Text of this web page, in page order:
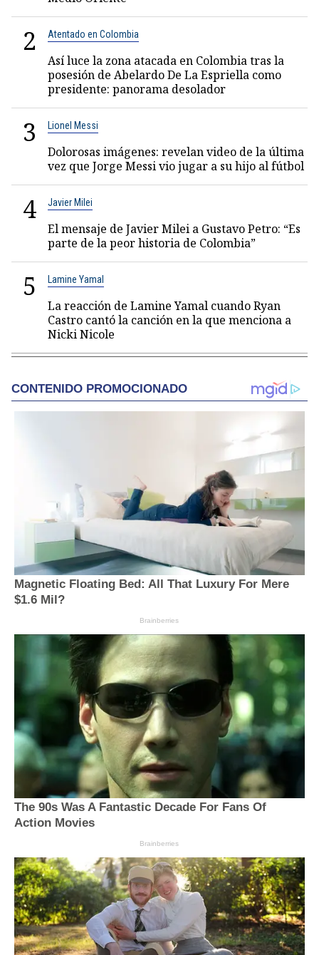
2 Atentado en Colombia
Así luce la zona atacada en Colombia tras la
posesión de Abelardo De La Espriella como
presidente: panorama desolador
3 Lionel Messi
Dolorosas imágenes: revelan video de la última
vez que Jorge Messi vio jugar a su hijo al fútbol
4 Javier Milei
El mensaje de Javier Milei a Gustavo Petro: “Es
parte de la peor historia de Colombia”
5 Lamine Yamal
La reacción de Lamine Yamal cuando Ryan
Castro cantó la canción en la que menciona a
Nicki Nicole